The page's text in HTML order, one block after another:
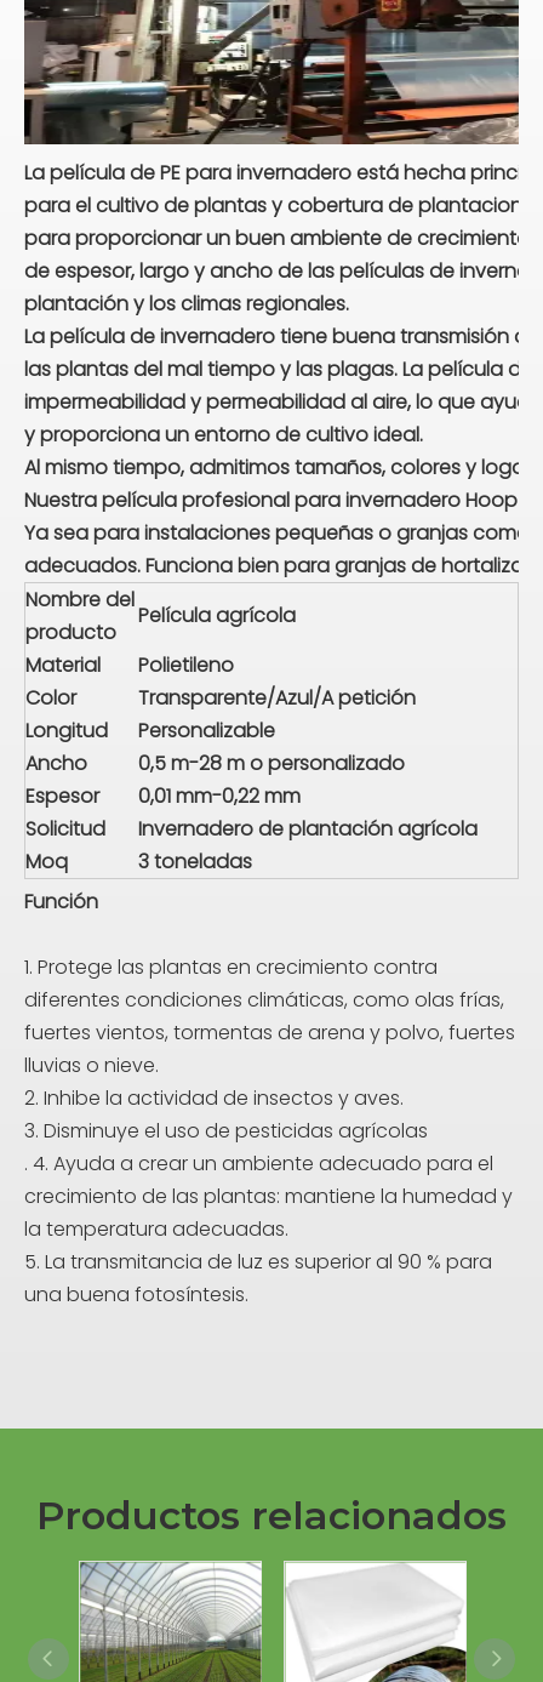
La película de PE para invernadero está hecha
para el cultivo de plantas y cobertura de
para proporcionar un buen ambiente de
de espesor, largo y ancho de las películas de
plantación y los climas regionales.
La película de invernadero tiene buena transmisión
las plantas del mal tiempo y las plagas. La película
impermeabilidad y permeabilidad al aire, lo que
y proporciona un entorno de cultivo ideal.
Al mismo tiempo, admitimos tamaños, colores y
Nuestra película profesional para invernadero Hoop
Ya sea para instalaciones pequeñas o granjas
adecuados. Funciona bien para granjas de
Nombre del
producto
Película agrícola
Material
Polietileno
Color
Transparente/Azul/A petición
Longitud
Personalizable
Ancho
0,5 m-28 m o personalizado
Espesor
0,01 mm-0,22 mm
Solicitud
Invernadero de plantación agrícola
Moq
3 toneladas
Función
1. Protege las plantas en crecimiento contra
diferentes condiciones climáticas, como olas frías,
fuertes vientos, tormentas de arena y polvo, fuertes
lluvias o nieve.
2. Inhibe la actividad de insectos y aves.
3. Disminuye el uso de pesticidas agrícolas
. 4. Ayuda a crear un ambiente adecuado para el
crecimiento de las plantas: mantiene la humedad y
la temperatura adecuadas.
5. La transmitancia de luz es superior al 90 % para
una buena fotosíntesis.
Productos relacionados